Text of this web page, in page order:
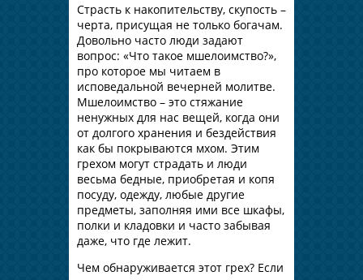
Страсть к накопительству, скупость –
черта, присущая не только богачам.
Довольно часто люди задают
вопрос: «Что такое мшелоимство?»,
про которое мы читаем в
исповедальной вечерней молитве.
Мшелоимство – это стяжание
ненужных для нас вещей, когда они
от долгого хранения и бездействия
как бы покрываются мхом. Этим
грехом могут страдать и люди
весьма бедные, приобретая и копя
посуду, одежду, любые другие
предметы, заполняя ими все шкафы,
полки и кладовки и часто забывая
даже, что где лежит.
Чем обнаруживается этот грех? Если